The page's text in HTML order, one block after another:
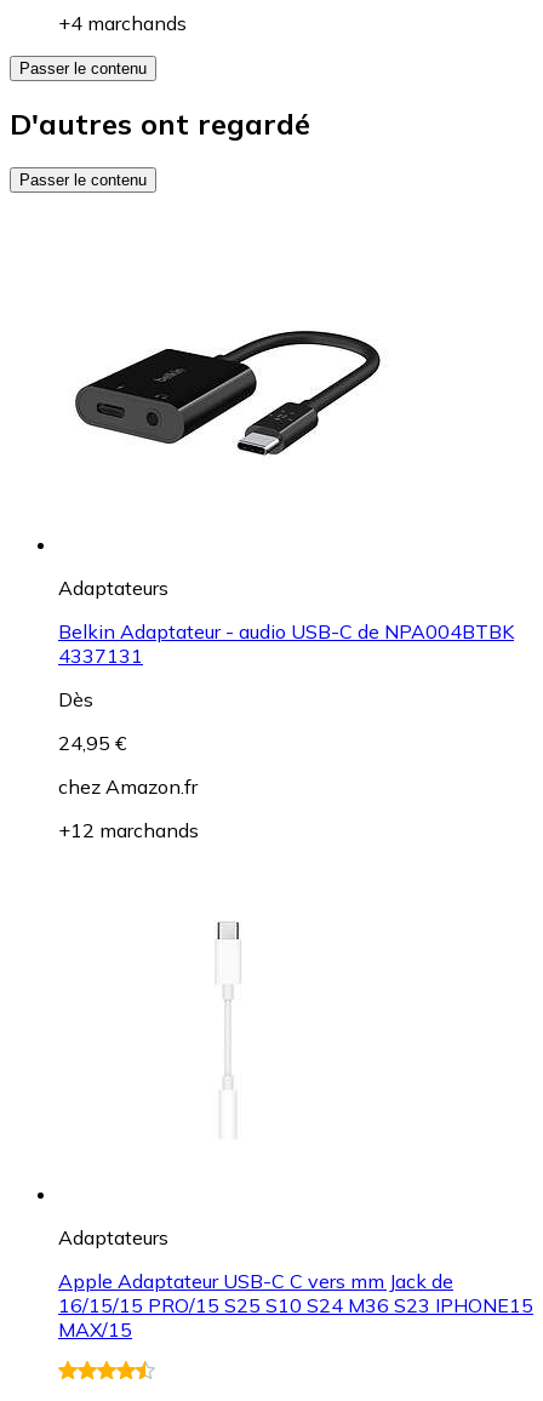
+4 marchands
Passer le contenu
D'autres ont regardé
Passer le contenu
Adaptateurs
Belkin Adaptateur - audio USB-C de NPA004BTBK
4337131
Dès
24,95 €
chez Amazon.fr
+12 marchands
Adaptateurs
Apple Adaptateur USB-C C vers mm Jack de
16/15/15 PRO/15 S25 S10 S24 M36 S23 IPHONE15
MAX/15